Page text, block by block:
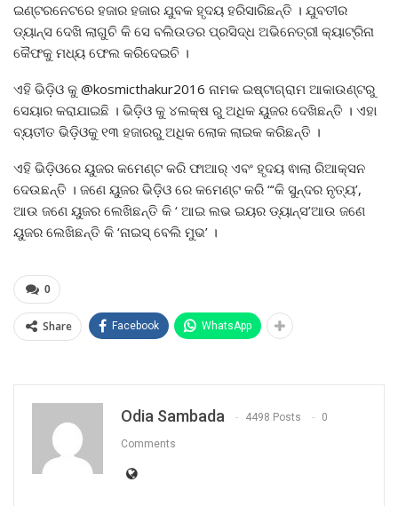
ଇଣ୍ଟରନେଟରେ ହଜାର ହଜାର ଯୁବକ ହୃଦୟ ହରିସାରିଛନ୍ତି । ଯୁବତୀର
ଡ୍ୟାନ୍ସ ଦେଖି ଲାଗୁଚି କି ସେ ବଲିଉଡର ପ୍ରସିଦ୍ଧ ଅଭିନେତ୍ରୀ କ୍ୟାଟ୍ରିନା
କୈଫକୁ ମଧ୍ୟ ଫେଲ କରିଦେଇଚି ।
ଏହି ଭିଡ଼ିଓ କୁ @kosmicthakur2016 ନାମକ ଇଷ୍ଟାଗ୍ରାମ ଆକାଉଣ୍ଟରୁ
ସେୟାର କରାଯାଇଛି । ଭିଡ଼ିଓ କୁ ୪ଲକ୍ଷ ରୁ ଅଧିକ ୟୁଜର ଦେଖିଛନ୍ତି । ଏହା
ବ୍ୟତୀତ ଭିଡ଼ିଓକୁ ୧୩ ହଜାରରୁ ଅଧିକ ଲୋକ ଲାଇକ କରିଛନ୍ତି ।
ଏହି ଭିଡ଼ିଓରେ ୟୁଜର କମେଣ୍ଟ କରି ଫାଆର୍ ଏବଂ ହୃଦୟ ଵାଲା ରିଆକ୍ସନ
ଦେଉଛନ୍ତି । ଜଣେ ୟୁଜର ଭିଡ଼ିଓ ରେ କମେଣ୍ଟ କରି “‘କି ସୁନ୍ଦର ନୃତ୍ୟ’,
ଆଉ ଜଣେ ୟୁଜର ଲେଖିଛନ୍ତି କି ‘ ଆଇ ଲଭ ଇୟର ଡ୍ୟାନ୍ସ’ଆଉ ଜଣେ
ୟୁଜର ଲେଖିଛନ୍ତି କି ‘ନାଇସ୍ ବେଲି ମୁଭ’ ।
0
Share Facebook WhatsApp
Odia Sambada 4498 Posts 0
Comments